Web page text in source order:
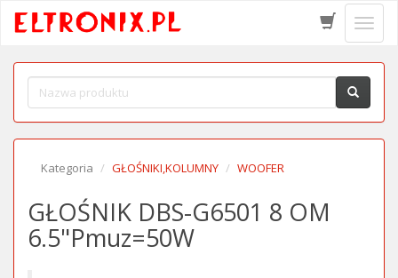
menu
Kategoria GŁOŚNIKI,KOLUMNY WOOFER
GŁOŚNIK DBS-G6501 8 OM
6.5"Pmuz=50W